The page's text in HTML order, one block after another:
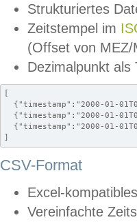
Strukturiertes
Zeitstempel im
(Offset von MEZ/
Dezimalpunkt als
[
{"timestamp":"2000-01-
{"timestamp":"2000-01-
{"timestamp":"2000-01-
]
CSV-Format
Excel-
Vereinfachte